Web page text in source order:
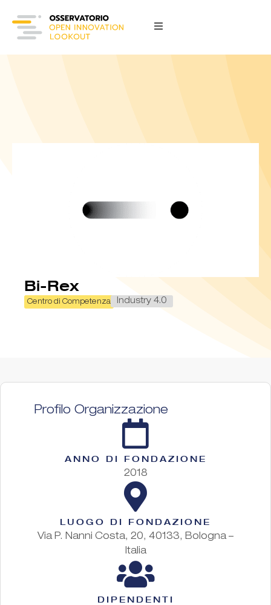
Bi-Rex
Centro di Competenza Industry 4.0
Profilo Organizzazione
ANNO DI FONDAZIONE
2018
LUOGO DI FONDAZIONE
Via P. Nanni Costa, 20, 40133, Bologna –
Italia
DIPENDENTI